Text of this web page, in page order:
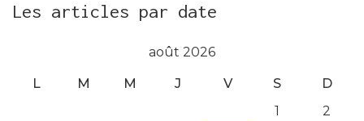
Les articles par date
août 2026
L M M J V S
D
1
2